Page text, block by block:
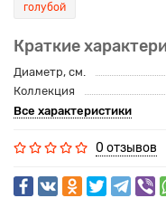
голубой
Краткие
Диаметр, см.
Коллекция
Все характеристики
0 отзывов